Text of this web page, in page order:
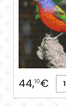
44,10€